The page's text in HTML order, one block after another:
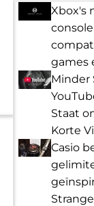
Xbox's
games
Minder
Staat
Korte
Casio